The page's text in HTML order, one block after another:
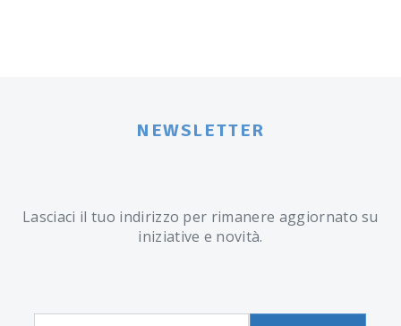
NEWSLETTER
Lasciaci il tuo indirizzo per rimanere aggiornato su
iniziative e novità.